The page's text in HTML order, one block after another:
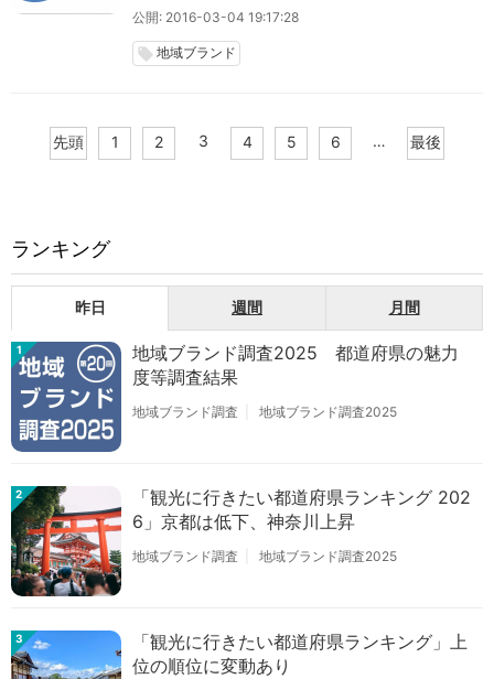
公開: 2016-03-04 19:17:28
local_offer 地域ブランド
先頭 1 2 3 4 5 6 … 最後
ランキング
昨日 週間 月間
1
地域ブランド調査2025 都道府県の魅力
度等調査結果
地域ブランド調査 地域ブランド調査2025
2
「観光に行きたい都道府県ランキング 202
6」京都は低下、神奈川上昇
地域ブランド調査 地域ブランド調査2025
3
「観光に行きたい都道府県ランキング」上
位の順位に変動あり